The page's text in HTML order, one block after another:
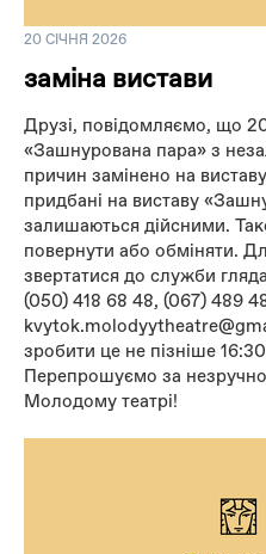
20 СІЧНЯ 2026
заміна вистави
Друзі, повідомляємо, що
«Зашнурована пара» з
причин замінено на
придбані на виставу
залишаються дійсними.
повернути або обміняти.
звертатися до служби
(050) 418 68 48, (067) 489
зробити це не пізніше
Перепрошуємо за
Молодому театрі!